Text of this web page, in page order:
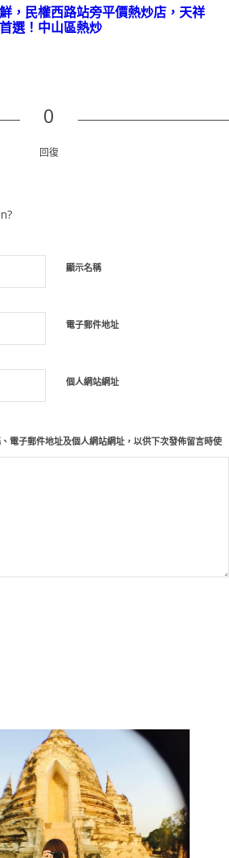
，民權西路站旁平價熱炒店，天祥
選！中山區熱炒
0
回復
顯示名稱
電子郵件地址
個人網站網址
電子郵件地址及個人網站網址，以供下次發佈留言時使